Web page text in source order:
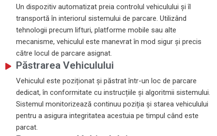
Un dispozitiv automatizat preia controlul vehiculului și îl
transportă în interiorul sistemului de parcare. Utilizând
tehnologii precum lifturi, platforme mobile sau alte
mecanisme, vehiculul este manevrat în mod sigur și precis
către locul de parcare asignat.
Păstrarea Vehiculului
Vehiculul este poziționat și păstrat într-un loc de parcare
dedicat, în conformitate cu instrucțiile și algoritmii sistemului.
Sistemul monitorizează continuu poziția și starea vehiculului
pentru a asigura integritatea acestuia pe timpul când este
parcat.